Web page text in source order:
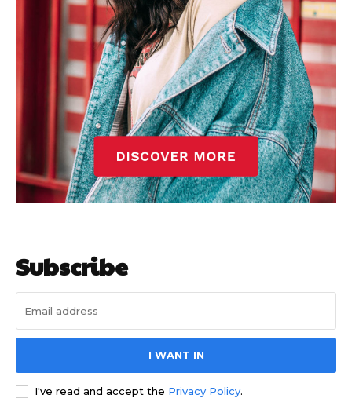
Subscribe
I WANT IN
I've read and accept the Privacy Policy.